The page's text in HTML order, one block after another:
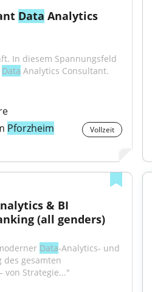
Data Analytics
In diesem Spannungsfeld
Data Analytics Consultant.
Pforzheim Vollzeit
& BI
(all genders)
Data‑Analytics‑ und
des gesamten
von Strategie..."